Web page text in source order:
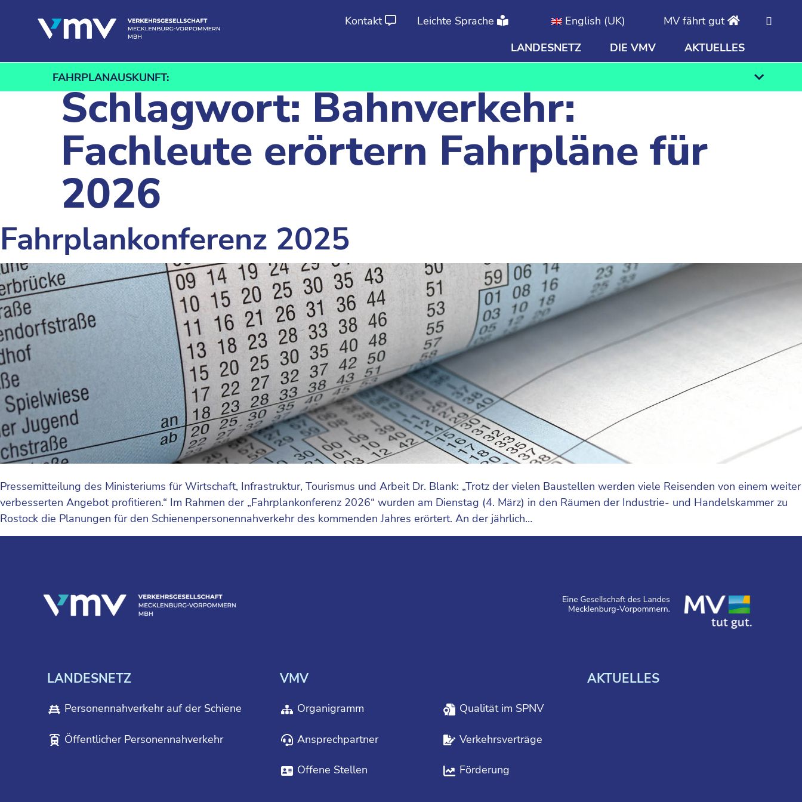
Kontakt
Leichte Sprache English (UK)
MV fährt gut
LANDESNETZ
DIE VMV
AKTUELLES
FAHRPLANAUSKUNFT:
Schlagwort:Bahnverkehr:
Fachleute erörtern Fahrpläne für
2026
Fahrplankonferenz 2025
Pressemitteilung des Ministeriums für Wirtschaft, Infrastruktur, Tourismus und Arbeit Dr. Blank: „Trotz der vielen Baustellen werden viele Reisenden von einem weiter
verbesserten Angebot profitieren.“ Im Rahmen der „Fahrplankonferenz 2026“ wurden am Dienstag (4. März) in den Räumen der Industrie- und Handelskammer zu
Rostock die Planungen für den Schienenpersonennahverkehr des kommenden Jahres erörtert. An der jährlich…
LANDESNETZ
Personennahverkehr auf der Schiene
Öffentlicher Personennahverkehr
VMV
Organigramm Qualität im SPNV
Ansprechpartner Verkehrsverträge
Offene Stellen Förderung
AKTUELLES